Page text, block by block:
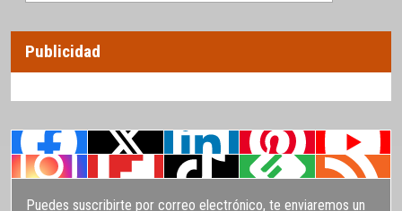
Publicidad
Puedes suscribirte por correo electrónico, te enviaremos un